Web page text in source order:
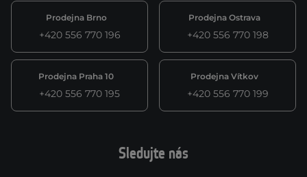
Prodejna Brno
+420 556 770 196
Prodejna Ostrava
+420 556 770 198
Prodejna Praha 10
+420 556 770 195
Prodejna Vítkov
+420 556 770 199
Sledujte nás